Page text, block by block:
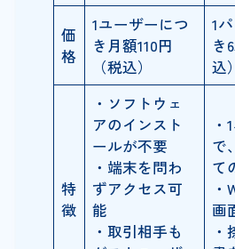
価
格
1ユーザーにつ
き月額110円
（税込）
1
き
込）
特
徴
・ソフトウェ
アのインスト
ールが不要
・端末を問わ
ずアクセス可
能
・取引相手も
・
で
て
・
画